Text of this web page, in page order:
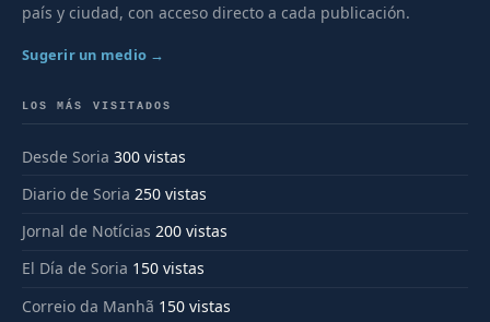
país y ciudad, con acceso directo a cada publicación.
Sugerir un medio →
LOS MÁS VISITADOS
Desde Soria 300 vistas
Diario de Soria 250 vistas
Jornal de Notícias 200 vistas
El Día de Soria 150 vistas
Correio da Manhã 150 vistas